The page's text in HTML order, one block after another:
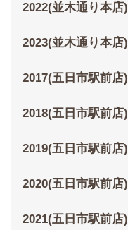
2022(並木通り本店)
2023(並木通り本店)
2017(五日市駅前店)
2018(五日市駅前店)
2019(五日市駅前店)
2020(五日市駅前店)
2021(五日市駅前店)